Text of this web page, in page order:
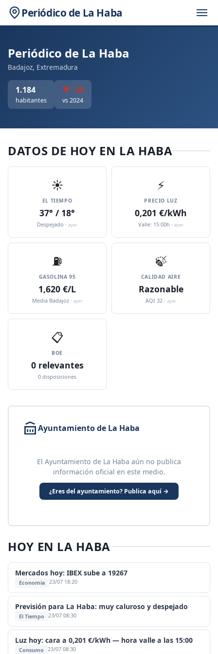
Periódico de La Haba
Periódico de La Haba
Badajoz, Extremadura
1.184
habitantes
▼ -30
vs 2024
DATOS DE HOY EN LA HABA
☀️
EL TIEMPO
37° / 18°
Despejado · ayer
⚡
PRECIO LUZ
0,201 €/kWh
Valle: 15:00h · ayer
⛽️
GASOLINA 95
1,620 €/L
Media Badajoz · ayer
🍃
CALIDAD AIRE
Razonable
AQI 32 · ayer
📋
BOE
0 relevantes
0 disposiciones
Ayuntamiento de La Haba
El Ayuntamiento de La Haba aún no publica
información oficial en este medio.
¿Eres del ayuntamiento? Publica aquí →
HOY EN LA HABA
Mercados hoy: IBEX sube a 19267
Economía 23/07 18:20
Previsión para La Haba: muy caluroso y despejado
El Tiempo 23/07 08:30
Luz hoy: cara a 0,201 €/kWh — hora valle a las 15:00
Consumo 23/07 08:30